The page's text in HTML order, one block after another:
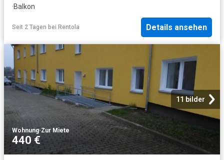
·Balkon
Seit 2 Tagen bei Rentola Details ansehen
11 bilder
Wohnung·Zur Miete
440 €